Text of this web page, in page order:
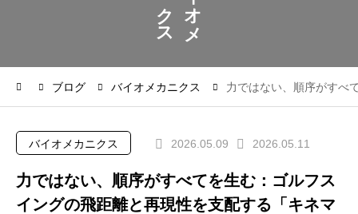
オ
メ
ク
ス
ブログ バイオメカニクス 力ではない、順序がすべ
バイオメカニクス 2026.05.09 2026.05.11
力ではない、順序がすべてを生む：ゴルフス
イングの飛距離と再現性を支配する「キネマ